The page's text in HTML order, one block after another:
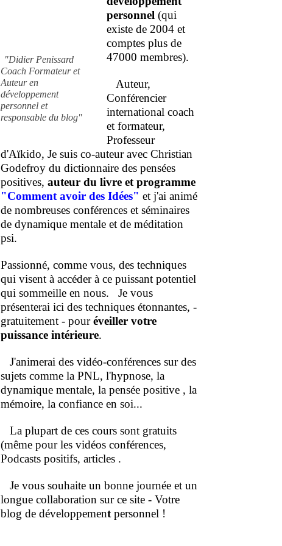
"Didier Penissard
Coach Formateur et
Auteur en
développement
personnel et
responsable du blog"
personnel (qui
existe de 2004 et
comptes plus de
47000 membres).
Auteur,
Conférencier
international coach
et formateur,
Professeur
d'Aïkido, Je suis co-auteur avec Christian
Godefroy du dictionnaire des pensées
positives, auteur du livre et programme
"Comment avoir des Idées" et j'ai animé
de nombreuses conférences et séminaires
de dynamique mentale et de méditation
psi.
Passionné, comme vous, des techniques
qui visent à accéder à ce puissant potentiel
qui sommeille en nous. Je vous
présenterai ici des techniques étonnantes, -
gratuitement - pouréveiller votre
puissance intérieure.
J'animerai des vidéo-conférences sur des
sujets comme la PNL, l'hypnose, la
dynamique mentale, la pensée positive , la
mémoire, la confiance en soi...
La plupart de ces cours sont gratuits
(même pour les vidéos conférences,
Podcasts positifs, articles .
Je vous souhaite un bonne journée et un
longue collaboration sur ce site - Votre
blog de développement personnel !